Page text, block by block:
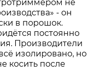
не
- он
в порошок.
постоянно
Производители
изолировано, но
косить после